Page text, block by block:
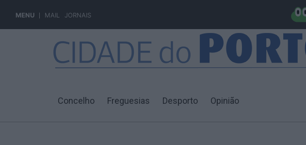
MENU MAIL JORNAIS
Concelho Freguesias Desporto Opinião